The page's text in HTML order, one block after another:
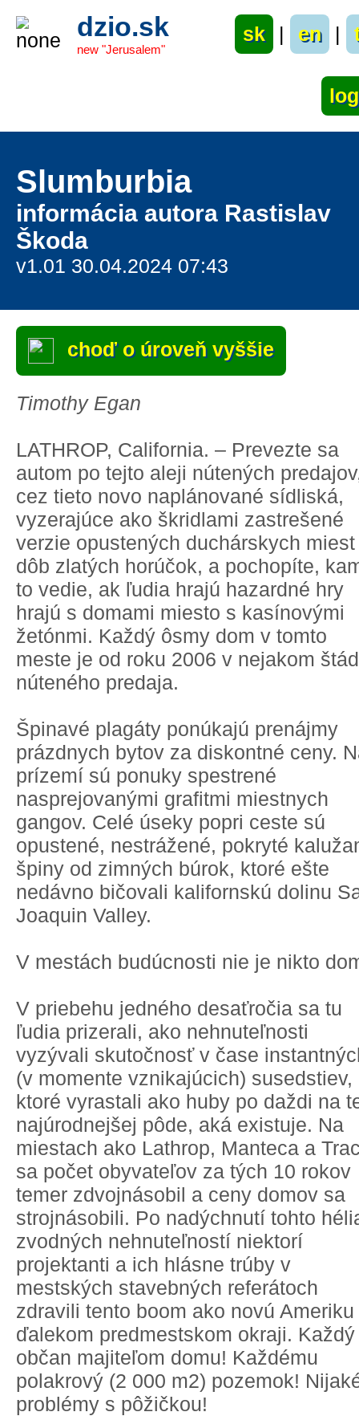
dzio.sk
new "Jerusalem"
sk | en |
Slumburbia
informácia autora Rastislav
Škoda
v1.01 30.04.2024 07:43
choď o úroveň vyššie
Timothy Egan
LATHROP, California. – Prevezte sa
autom po tejto aleji nútených
cez tieto novo naplánované sídliská,
vyzerajúce ako škridlami zastrešené
verzie opustených duchárskych
dôb zlatých horúčok, a pochopíte,
to vedie, ak ľudia hrajú hazardné hry
hrajú s domami miesto s kasínovými
žetónmi. Každý ôsmy dom v tomto
meste je od roku 2006 v nejakom
núteného predaja.
Špinavé plagáty ponúkajú prenájmy
prázdnych bytov za diskontné ceny.
prízemí sú ponuky spestrené
nasprejovanými grafitmi miestnych
gangov. Celé úseky popri ceste sú
opustené, nestrážené, pokryté
špiny od zimných búrok, ktoré ešte
nedávno bičovali kalifornskú dolinu
Joaquin Valley.
V mestách budúcnosti nie je nikto
V priebehu jedného desaťročia sa tu
ľudia prizerali, ako nehnuteľnosti
vyzývali skutočnosť v čase
(v momente vznikajúcich) susedstiev,
ktoré vyrastali ako huby po daždi na
najúrodnejšej pôde, aká existuje. Na
miestach ako Lathrop, Manteca a
sa počet obyvateľov za tých 10 rokov
temer zdvojnásobil a ceny domov sa
strojnásobili. Po nadýchnutí tohto
zvodných nehnuteľností niektorí
projektanti a ich hlásne trúby v
mestských stavebných referátoch
zdravili tento boom ako novú Ameriku
ďalekom predmestskom okraji. Každý
občan majiteľom domu! Každému
polakrový (2 000 m2) pozemok!
problémy s pôžičkou!